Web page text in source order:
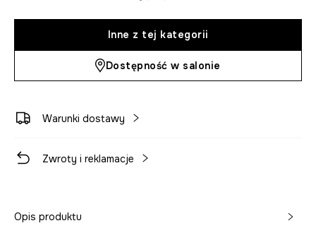
Inne z tej kategorii
Dostępność w salonie
Warunki dostawy
Zwroty i reklamacje
Opis produktu